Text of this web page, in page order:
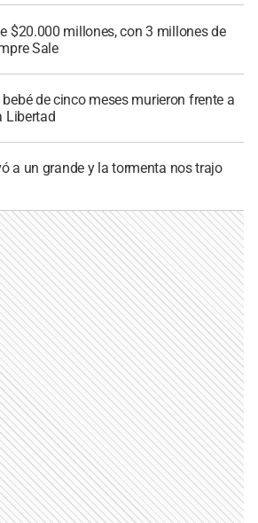
$20.000 millones, con 3 millones de
Sale
de cinco meses murieron frente a
Libertad
a un grande y la tormenta nos trajo